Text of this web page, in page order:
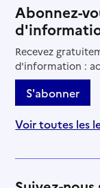
Abonnez-
Recevez
d'information :
S'abonner
Voir toutes les